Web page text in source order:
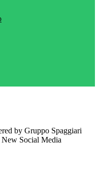
by Gruppo Spaggiari
Social Media